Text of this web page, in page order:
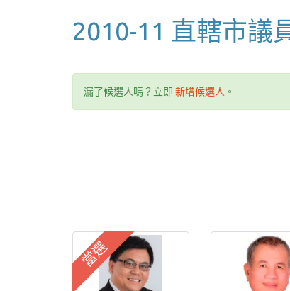
2010-11 直轄市議
漏了候選人嗎？立即 新增候選人 。
當選